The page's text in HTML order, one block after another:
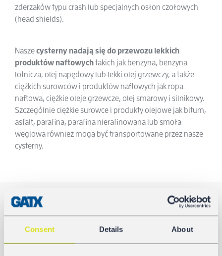
Consent Details About
zderzaków typu crash lub specjalnych osłon czołowych
(head shields).
Naszecysterny nadają się do przewozu lekkich
produktów naftowychtakich jak benzyna, benzyna
lotnicza, olej napędowy lub lekki olej grzewczy, a także
ciężkich surowców i produktów naftowych jak ropa
naftowa, ciężkie oleje grzewcze, olej smarowy i silnikowy.
Szczególnie ciężkie surowce i produkty olejowe jak bitum,
asfalt, parafina, parafina nierafinowana lub smoła
węglowa również mogą być transportowane przez nasze
cysterny.
CYSTERNY DO PRODUKTOW